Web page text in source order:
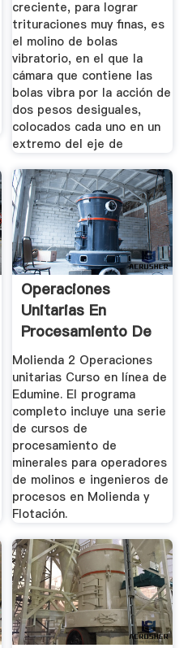
creciente, para lograr
trituraciones muy finas, es
el molino de bolas
vibratorio, en el que la
cámara que contiene las
bolas vibra por la acción de
dos pesos desiguales,
colocados cada uno en un
extremo del eje de
Operaciones
Unitarias En
Procesamiento De
Minerales Pdf
Molienda 2 Operaciones
unitarias Curso en línea de
Edumine. El programa
completo incluye una serie
de cursos de
procesamiento de
minerales para operadores
de molinos e ingenieros de
procesos en Molienda y
Flotación.